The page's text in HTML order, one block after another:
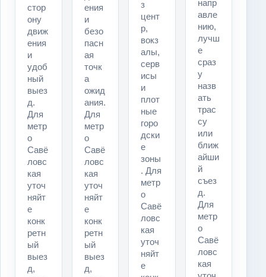
стор
ону
движ
ения
и
удоб
ный
выез
д.
Для
метр
о
Савё
ловс
кая
уточ
няйт
е
конк
ретн
ый
выез
д,
ения
и
безо
пасн
ая
точк
а
ожид
ания.
Для
метр
о
Савё
ловс
кая
уточ
няйт
е
конк
ретн
ый
выез
д,
з
цент
р,
вокз
алы,
серв
исы
и
плот
ные
горо
дски
е
зоны
. Для
метр
о
Савё
ловс
кая
уточ
няйт
е
напр
авле
нию,
лучш
е
сраз
у
назв
ать
трас
су
или
ближ
айши
й
съез
д.
Для
метр
о
Савё
ловс
кая